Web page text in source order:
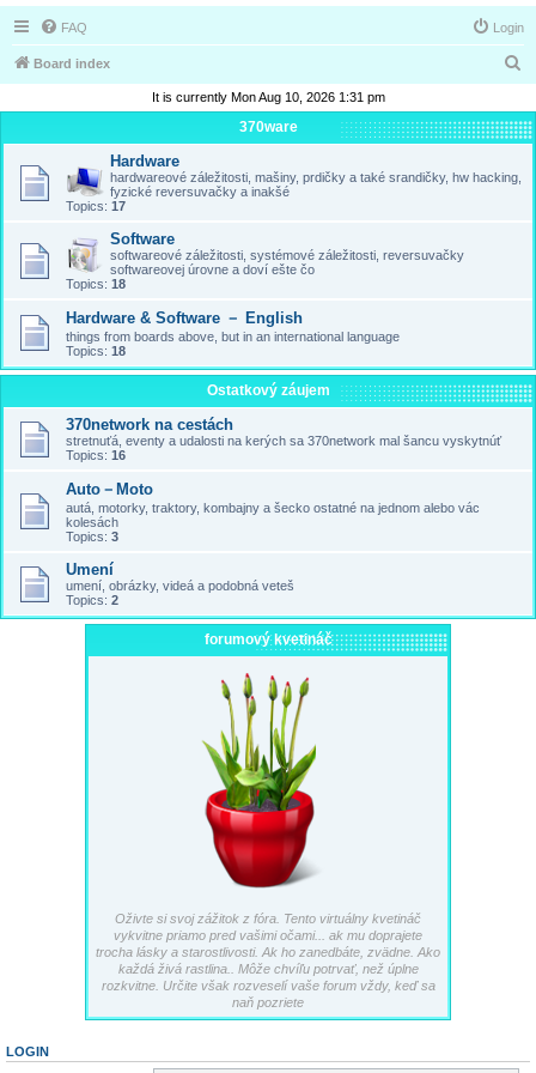
FAQ Login
Board index
a
r
It is currently Mon Aug 10, 2026 1:31 pm
370ware
Hardware
hardwareové záležitosti, mašiny, prdičky a také srandičky, hw hacking,
fyzické reversuvačky a inakšé
Topics: 17
Software
softwareové záležitosti, systémové záležitosti, reversuvačky
softwareovej úrovne a doví ešte čo
Topics: 18
Hardware & Software － English
things from boards above, but in an international language
Topics: 18
Ostatkový záujem
370network na cestách
stretnuťá, eventy a udalosti na kerých sa 370network mal šancu vyskytnúť
Topics: 16
Auto－Moto
autá, motorky, traktory, kombajny a šecko ostatné na jednom alebo vác
kolesách
Topics: 3
Umení
umení, obrázky, videá a podobná veteš
Topics: 2
forumový kvetináč
Oživte si svoj zážitok z fóra. Tento virtuálny kvetináč
vykvitne priamo pred vašimi očami... ak mu doprajete
trocha lásky a starostlivosti. Ak ho zanedbáte, zvädne. Ako
každá živá rastlina.. Môže chvíľu potrvať, než úplne
rozkvitne. Určite však rozveselí vaše forum vždy, keď sa
naň pozriete
LOGIN